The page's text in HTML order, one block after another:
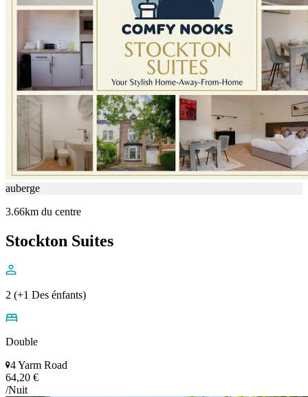
auberge
3.66km du centre
Stockton Suites
2 (+1 Des énfants)
Double
4 Yarm Road
64,20 €
/Nuit